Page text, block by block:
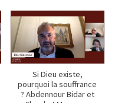
Si Dieu existe,
pourquoi la souffrance
? Abdennour Bidar et